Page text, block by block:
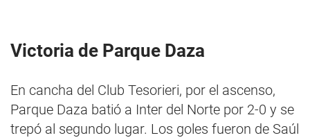
Victoria de Parque Daza
En cancha del Club Tesorieri, por el ascenso,
Parque Daza batió a Inter del Norte por 2-0 y se
trepó al segundo lugar. Los goles fueron de Saúl